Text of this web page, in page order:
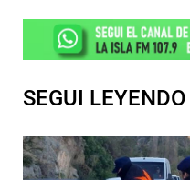
SEGUI LEYENDO